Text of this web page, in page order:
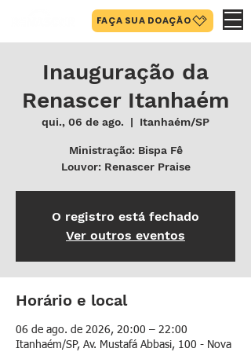
FAÇA SUA DOAÇÃO
Inauguração da
Renascer Itanhaém
qui., 06 de ago.
  |
Itanhaém/SP
Ministração: Bispa Fê
Louvor: Renascer Praise
O registro está fechado
Ver outros eventos
Horário e local
06 de ago. de 2026, 20:00 – 22:00
Itanhaém/SP, Av. Mustafá Abbasi, 100 - Nova